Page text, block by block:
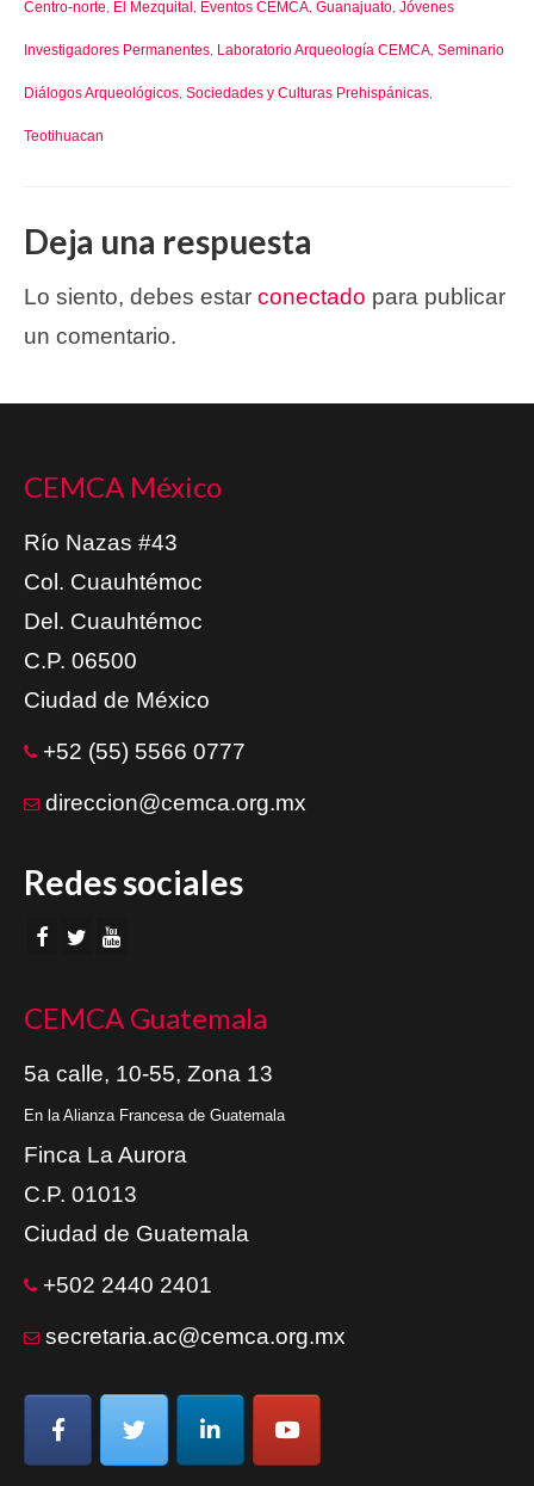
Centro-norte El Mezquital Eventos CEMCA Guanajuato Jóvenes
Investigadores Permanentes Laboratorio Arqueología CEMCA Seminario
Diálogos Arqueológicos Sociedades y Culturas Prehispánicas
Teotihuacan
Deja una respuesta
Lo siento, debes estar conectado para publicar
un comentario.
CEMCA México
Río Nazas #43
Col. Cuauhtémoc
Del. Cuauhtémoc
C.P. 06500
Ciudad de México
+52 (55) 5566 0777
direccion@cemca.org.mx
Redes sociales
CEMCA Guatemala
5a calle, 10-55, Zona 13
En la Alianza Francesa de Guatemala
Finca La Aurora
C.P. 01013
Ciudad de Guatemala
+502 2440 2401
secretaria.ac@cemca.org.mx